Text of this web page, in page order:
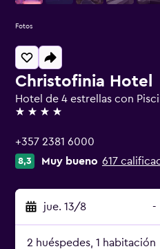
Christofinia Hotel
Hotel de 4 estrellas con
4 estrellas
+357 2381 6000
8,3 Muy bueno 617
jue. 13/8 -
2 huéspedes, 1 habitación
Fotos